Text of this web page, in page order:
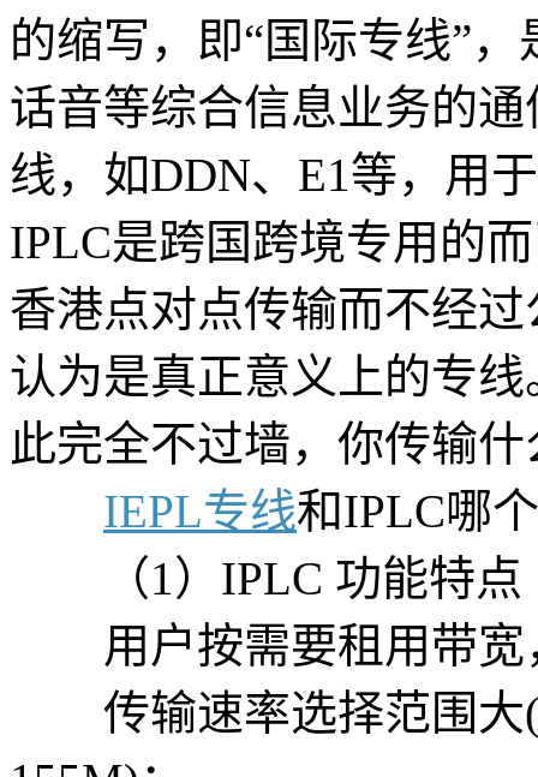
的缩写，即“国际专线”
话音等综合信息业务的
线，如DDN、E1等，用
IPLC是跨国跨境专用的
香港点对点传输而不经
认为是真正意义上的专
此完全不过墙，你传输
IEPL专线和IPLC哪
（1）IPLC 功能特点
用户按需要租用带宽
传输速率选择范围大